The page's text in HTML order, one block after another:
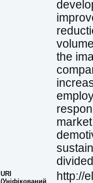
the
URI
(Уніфікований
http://